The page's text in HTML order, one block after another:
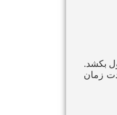
مدت زمان سفر است. بسته به مسیر و نوع تور، سفر می‌ تواند بین ۳ تا ۷ روز طول بکشد.
رسد. انتخاب تور با مدت زمان